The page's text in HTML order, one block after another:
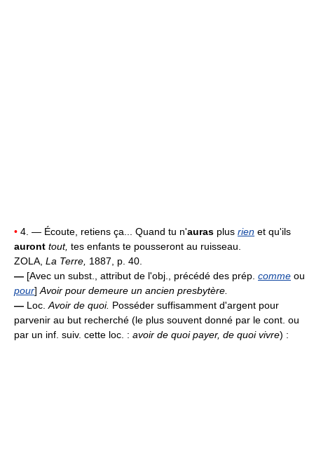
• 4. — Écoute, retiens ça... Quand tu n'auras plus rien et qu'ils
auront tout, tes enfants te pousseront au ruisseau.
ZOLA, La Terre, 1887, p. 40.
— [Avec un subst., attribut de l'obj., précédé des prép. comme ou
pour]Avoir pour demeure un ancien presbytère.
— Loc.Avoir de quoi. Posséder suffisamment d'argent pour
parvenir au but recherché (le plus souvent donné par le cont. ou
par un inf. suiv. cette loc. : avoir de quoi payer, de quoi vivre) :